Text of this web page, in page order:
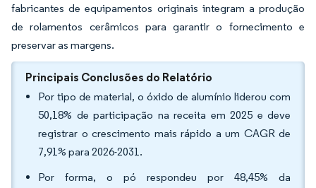
fabricantes de equipamentos originais integram a produção
de rolamentos cerâmicos para garantir o fornecimento e
preservar as margens.
Principais Conclusões do Relatório
Por tipo de material, o óxido de alumínio liderou com
50,18% de participação na receita em 2025 e deve
registrar o crescimento mais rápido a um CAGR de
7,91% para 2026-2031.
Por forma, o pó respondeu por 48,45% da